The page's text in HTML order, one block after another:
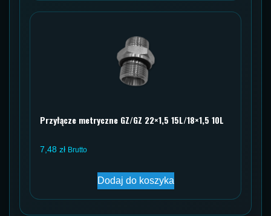
Przyłącze metryczne GZ/GZ 22×1,5 15L/18×1,5 10L
7,48 zł Brutto
Dodaj do koszyka